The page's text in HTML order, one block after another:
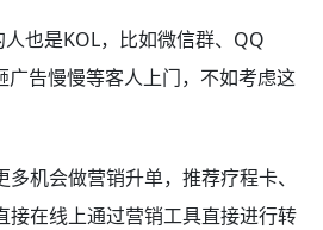
也是KOL，比如微信群、QQ
告慢慢等客人上门，不如考虑这
机会做营销升单，推荐疗程卡、
在线上通过营销工具直接进行转